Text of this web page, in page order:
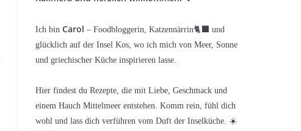
Ich bin Carol – Foodbloggerin, Katzennärrin🐈‍⬛ und
glücklich auf der Insel Kos, wo ich mich von Meer, Sonne
und griechischer Küche inspirieren lasse.
Hier findest du Rezepte, die mit Liebe, Geschmack und
einem Hauch Mittelmeer entstehen. Komm rein, fühl dich
wohl und lass dich verführen vom Duft der Inselküche. ☀️